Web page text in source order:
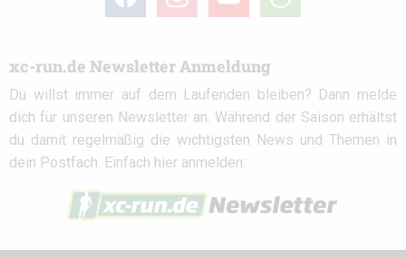
circle
xc-run.de Newsletter Anmeldung
Du willst immer auf dem Laufenden bleiben? Dann melde
dich für unseren Newsletter an. Während der Saison erhältst
du damit regelmäßig die wichtigsten News und Themen in
dein Postfach. Einfach hier anmelden: